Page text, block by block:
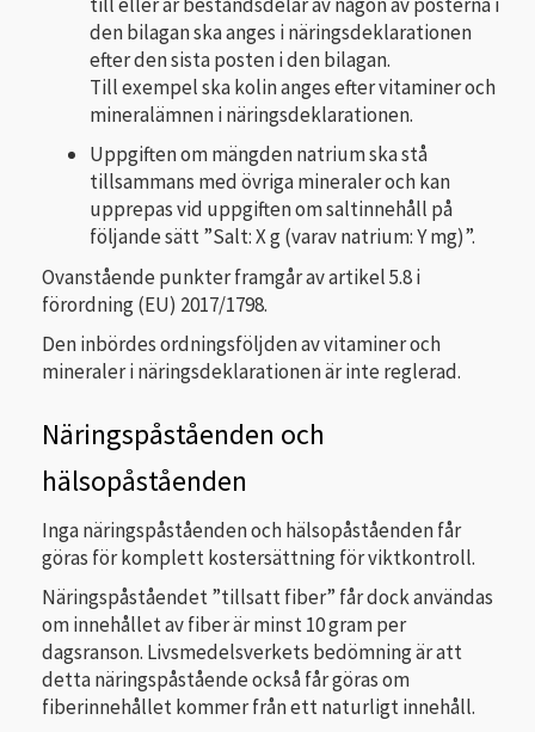
den bilagan ska anges i näringsdeklarationen
efter den sista posten i den bilagan.
Till exempel ska kolin anges efter vitaminer och
mineralämnen i näringsdeklarationen.
Uppgiften om mängden natrium ska stå
tillsammans med övriga mineraler och kan
upprepas vid uppgiften om saltinnehåll på
följande sätt ”Salt: X g (varav natrium: Y mg)”.
Ovanstående punkter framgår av artikel 5.8 i
förordning (EU) 2017/1798.
Den inbördes ordningsföljden av vitaminer och
mineraler i näringsdeklarationen är inte reglerad.
Näringspåståenden och
hälsopåståenden
Inga näringspåståenden och hälsopåståenden får
göras för komplett kostersättning för viktkontroll.
Näringspåståendet ”tillsatt fiber” får dock användas
om innehållet av fiber är minst 10 gram per
dagsranson. Livsmedelsverkets bedömning är att
detta näringspåstående också får göras om
fiberinnehållet kommer från ett naturligt innehåll.